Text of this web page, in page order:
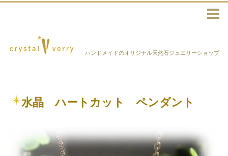
ハンドメイドのオリジナル天然石ジュエリーショップ
水晶 ハートカット ペンダント